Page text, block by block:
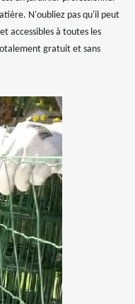
N'oubliez pas qu'il peut
accessibles à toutes les
gratuit et sans